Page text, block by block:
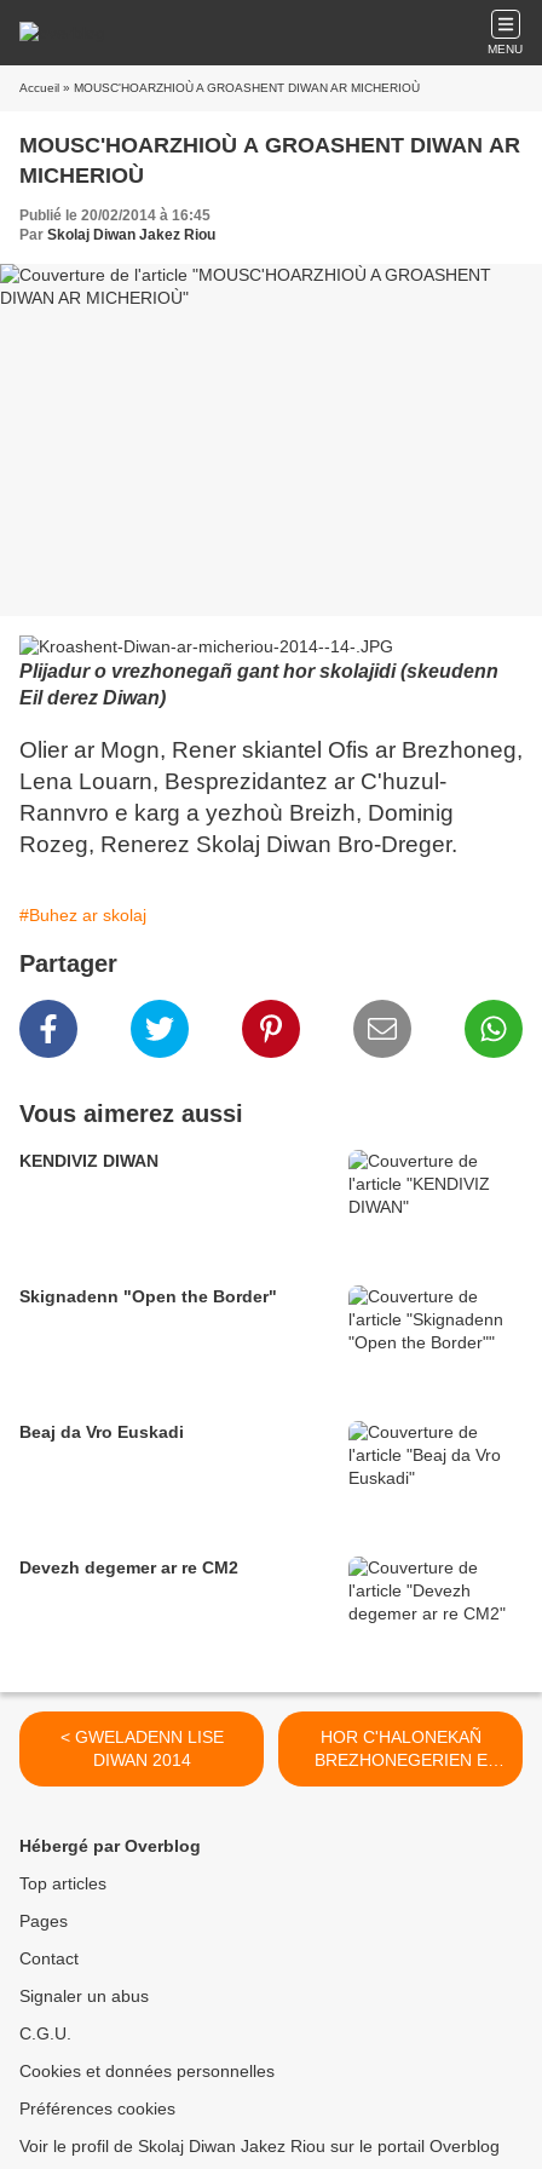
MENU
Accueil » MOUSC'HOARZHIOÙ A GROASHENT DIWAN AR MICHERIOÙ
MOUSC'HOARZHIOÙ A GROASHENT DIWAN AR
MICHERIOÙ
Publié le 20/02/2014 à 16:45
Par Skolaj Diwan Jakez Riou
Plijadur o vrezhonegañ gant hor skolajidi (skeudenn
Eil derez Diwan)
Olier ar Mogn, Rener skiantel Ofis ar Brezhoneg,
Lena Louarn, Besprezidantez ar C'huzul-
Rannvro e karg a yezhoù Breizh, Dominig
Rozeg, Renerez Skolaj Diwan Bro-Dreger.
#Buhez ar skolaj
Partager
Vous aimerez aussi
KENDIVIZ DIWAN
Skignadenn "Open the Border"
Beaj da Vro Euskadi
Devezh degemer ar re CM2
< GWELADENN LISE
DIWAN 2014
HOR C'HALONEKAÑ
BREZHONEGERIEN E
LUNA PARK ! >
Hébergé par Overblog
Top articles
Pages
Contact
Signaler un abus
C.G.U.
Cookies et données personnelles
Préférences cookies
Voir le profil de Skolaj Diwan Jakez Riou sur le portail Overblog